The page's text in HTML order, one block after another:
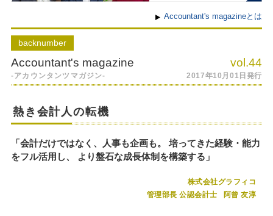
Accountant's magazineとは
backnumber
Accountant's magazine vol.44
-アカウンタンツマガジン- 2017年10月01日発行
熱き会計人の転機
「会計だけではなく、人事も企画も。 培ってきた経験・能力
をフル活用し、 より盤石な成長体制を構築する」
株式会社グラフィコ
管理部長 公認会計士
阿曾 友淳